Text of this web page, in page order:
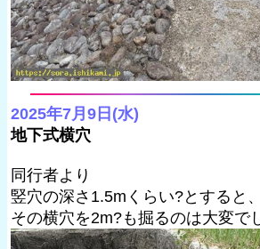
2025年7月9日(水)
地下式横穴
同行者より
竪穴の深さ1.5mくらい?とすると
その横穴を2m?も掘るのは大変で